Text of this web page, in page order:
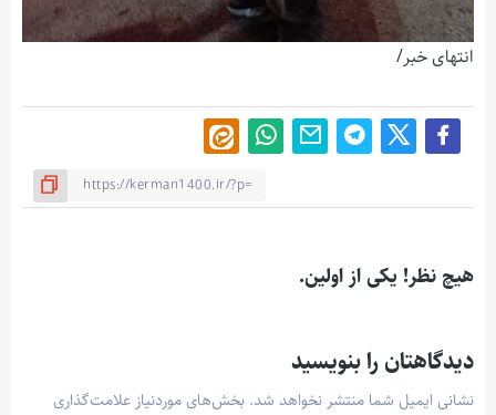
انتهای خبر/
هیچ نظر! یکی از اولین.
دیدگاهتان را بنویسید
نشانی ایمیل شما منتشر نخواهد شد. بخش‌های موردنیاز علامت‌گذاری